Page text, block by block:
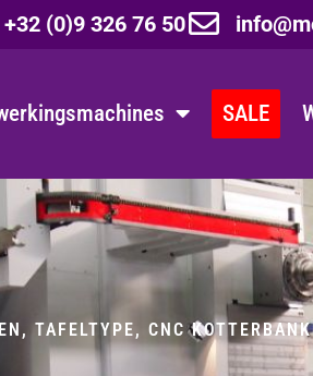
+32 (0)9 326 76 50
SALE
TAFELTYPE, CNC